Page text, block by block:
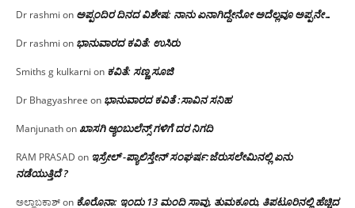
Dr rashmi on ಅಪ್ಪಂದಿರ ದಿನದ ವಿಶೇಷ: ನಾನು ಏನಾಗಿದ್ದೇನೋ‌ ಅದೆಲ್ಲವೂ ಅಪ್ಪನೇ…
Dr rashmi on ಭಾನುವಾರದ ಕವಿತೆ: ಉಸಿರು
Smiths g kulkarni on ಕವಿತೆ: ಸಣ್ಣ ಸೂಜಿ
Dr Bhagyashree on ಭಾನುವಾರದ ಕವಿತೆ :ಸಾವಿನ ಸನಿಹ
Manjunathonಖಾಸಗಿ ಆ್ಯಂಬುಲೆನ್ಸ್ ಗಳಿಗೆ ದರ ನಿಗದಿ
RAM PRASAD on ಇಸ್ರೇಲ್ -ಪ್ಯಾಲಿಸ್ತೇನ್ ಸಂಘರ್ಷ:ಜೆರುಸಲೇಮಿನಲ್ಲಿ ಏನು
ನಡೆಯುತ್ತಿದೆ ?
ಅಲ್ಲಾಬಕಾಶ್on ಕೊರೊನಾ: ಇಂದು 13 ಮಂದಿ ಸಾವು, ತುಮಕೂರು, ತಿಪಟೂರಿನಲ್ಲಿ ಹೆಚ್ಚಿದ